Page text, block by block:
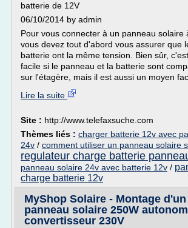
batterie de 12V
06/10/2014 by admin
Pour vous connecter à un panneau solaire
vous devez tout d'abord vous assurer que
batterie ont la même tension. Bien sûr,
facile si le panneau et la batterie sont
sur l'étagère, mais il est aussi un moyen
Lire la suite
Site : http://www.telefaxsuche.com
Thèmes liés : charger batterie 12v avec
24v / comment utiliser un panneau solaire
regulateur charge batterie
panneau solaire 24v avec batterie 12v /
charge batterie 12v
MyShop Solaire - Montage
panneau solaire 250W
convertisseur 230V